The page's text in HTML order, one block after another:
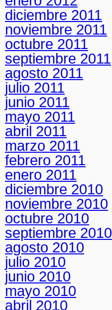
diciembre 2011
noviembre 2011
octubre 2011
septiembre 2011
agosto 2011
julio 2011
junio 2011
mayo 2011
abril 2011
marzo 2011
febrero 2011
enero 2011
diciembre 2010
noviembre 2010
octubre 2010
septiembre 2010
agosto 2010
julio 2010
junio 2010
mayo 2010
abril 2010